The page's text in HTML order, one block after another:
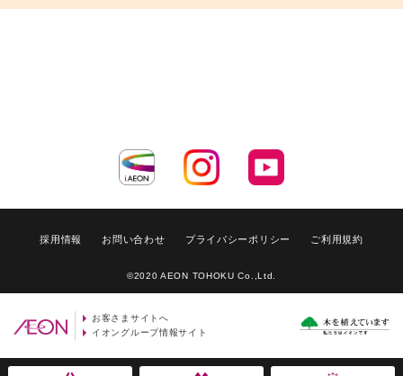
採用情報 お問い合わせ プライバシーポリシー ご利用規約
©2020 AEON TOHOKU Co.,Ltd.
お客さまサイトへ
イオングループ情報サイト